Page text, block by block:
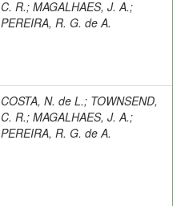
C. R.; MAGALHAES, J. A.;
PEREIRA, R. G. de A.
COSTA, N. de L.; TOWNSEND,
C. R.; MAGALHAES, J. A.;
PEREIRA, R. G. de A.